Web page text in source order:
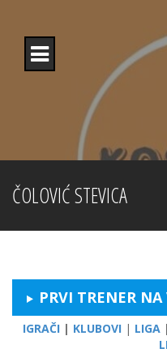
content
ČOLOVIĆ STEVICA
PRVI TRENER
IGRAČI | KLUBOVI | LIGA |